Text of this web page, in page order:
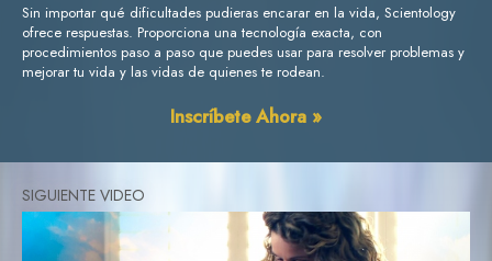
Sin importar qué dificultades pudieras encarar en la vida, Scientology
ofrece respuestas. Proporciona una tecnología exacta, con
procedimientos paso a paso que puedes usar para resolver problemas y
mejorar tu vida y las vidas de quienes te rodean.
Inscríbete Ahora »